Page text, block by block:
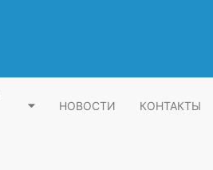
НОВОСТИ КОНТАКТЫ